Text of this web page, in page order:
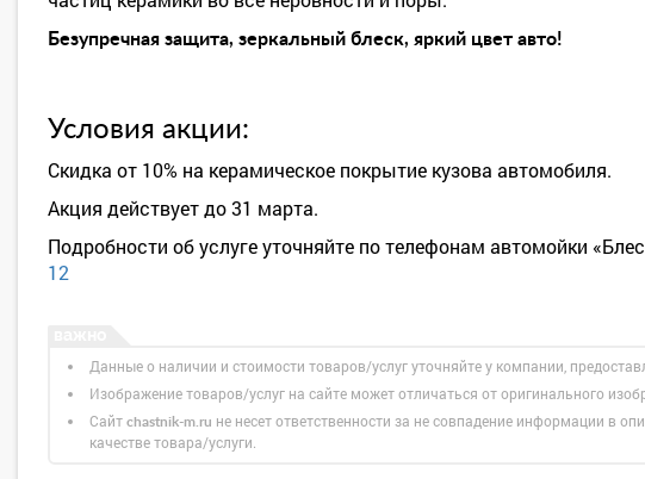
Безупречная защита, зеркальный блеск, яркий цвет авто!
Условия акции:
Скидка от 10% на керамическое покрытие кузова автомобиля.
Акция действует до 31 марта.
Подробности об услуге уточняйте по телефонам автомойки
12
Данные о наличии и стоимости товаров/услуг уточняйте у компании,
Изображение товаров/услуг на сайте может отличаться от оригинального
Сайт chastnik-m.ru не несет ответственности за не совпадение информации в
качестве товара/услуги.